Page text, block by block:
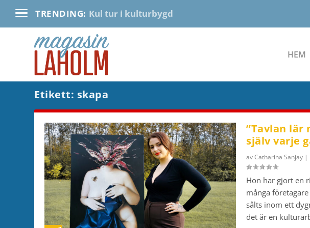
TRENDING: Kul tur i kulturbygd
HEM
Etikett: skapa
”Tavlan lär
själv varje
avCatharina Sanjay |
Hon har gjort en
många
sålts inom ett
det är en